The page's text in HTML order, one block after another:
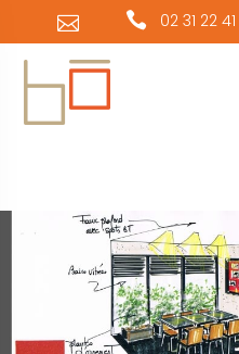
  02 31 22
Panneau de gestion des cookies